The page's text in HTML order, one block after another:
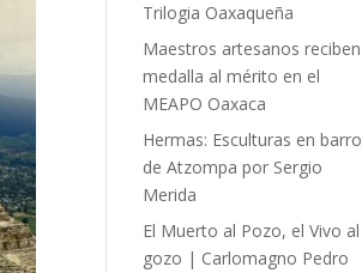
Trilogia Oaxaqueña
Maestros artesanos reciben
medalla al mérito en el
MEAPO Oaxaca
Hermas: Esculturas en barro
de Atzompa por Sergio
Merida
El Muerto al Pozo, el Vivo al
gozo | Carlomagno Pedro